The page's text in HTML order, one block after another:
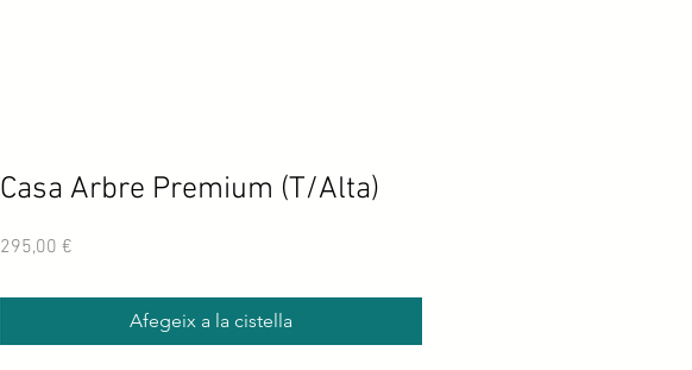
Casa Arbre Premium (T/Alta)
295,00 €
Afegeix a la cistella